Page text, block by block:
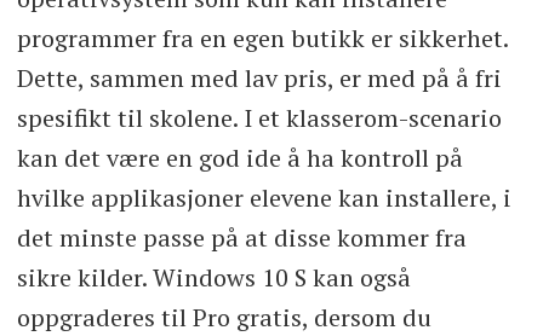
programmer fra en egen butikk er sikkerhet.
Dette, sammen med lav pris, er med på å fri
spesifikt til skolene. I et klasserom-scenario
kan det være en god ide å ha kontroll på
hvilke applikasjoner elevene kan installere, i
det minste passe på at disse kommer fra
sikre kilder. Windows 10 S kan også
oppgraderes til Pro gratis, dersom du